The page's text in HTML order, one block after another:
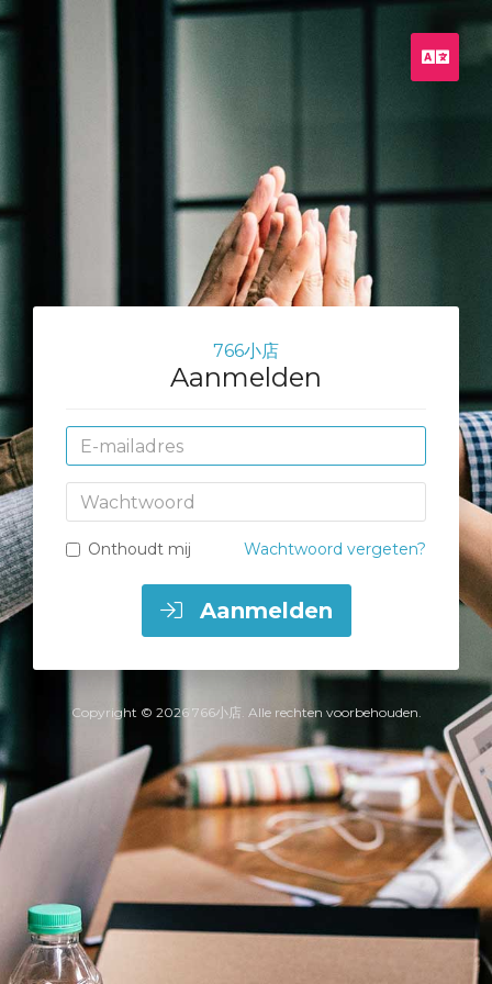
766小店
Aanmelden
E-
mailadres
Wachtwoord
Onthoudt mij Wachtwoord vergeten?
Aanmelden
Copyright © 2026 766小店. Alle rechten voorbehouden.